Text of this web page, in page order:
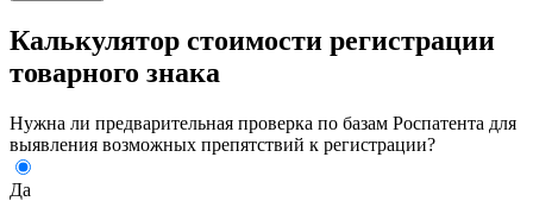
Калькулятор стоимости регистрации
товарного знака
Нужна ли предварительная проверка по базам Роспатента для
выявления возможных препятствий к регистрации?
Да